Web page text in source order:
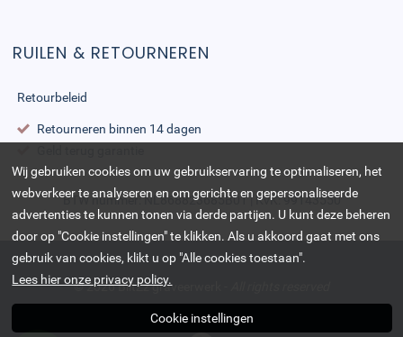
RUILEN & RETOURNEREN
Retourbeleid
Retourneren binnen 14 dagen
BTW nummer: NL868823685B01 | KvK: 99143550
© 2026BlitZz graveerwerk
Wij gebruiken cookies om uw gebruikservaring te optimaliseren, het
webverkeer te analyseren en om gerichte en gepersonaliseerde
advertenties te kunnen tonen via derde partijen. U kunt deze beheren
door op "Cookie instellingen" te klikken. Als u akkoord gaat met ons
gebruik van cookies, klikt u op "Alle cookies toestaan".
Lees hier onze privacy policy.
Cookie instellingen